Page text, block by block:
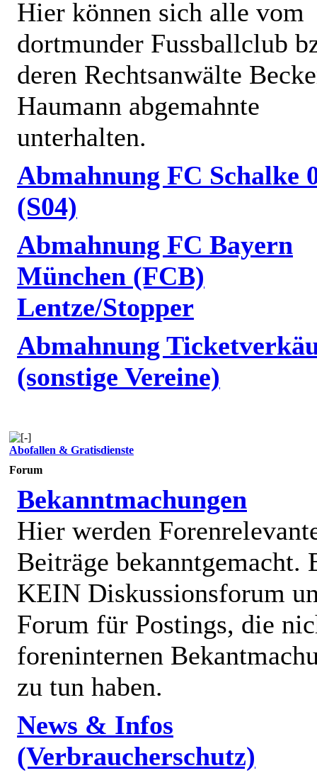
Hier können sich alle vom
dortmunder Fussballclub
deren Rechtsanwälte
Haumann abgemahnte
unterhalten.
Abmahnung FC Schalke
(S04)
Abmahnung FC Bayern
München (FCB)
Lentze/Stopper
Abmahnung
(sonstige Vereine)
Abofallen & Gratisdienste
Forum
Bekanntmachungen
Hier werden
Beiträge bekanntgemacht.
KEIN Diskussionsforum
Forum für Postings, die
foreninternen
zu tun haben.
News & Infos
(Verbraucherschutz)